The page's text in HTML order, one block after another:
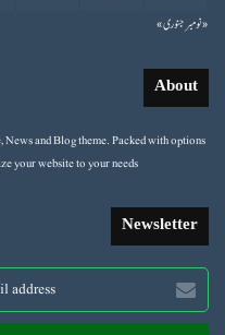
« نومبرجنوری »
About
and Blog theme. Packed with options
your website to your needs.
Newsletter
Enter
your
Email